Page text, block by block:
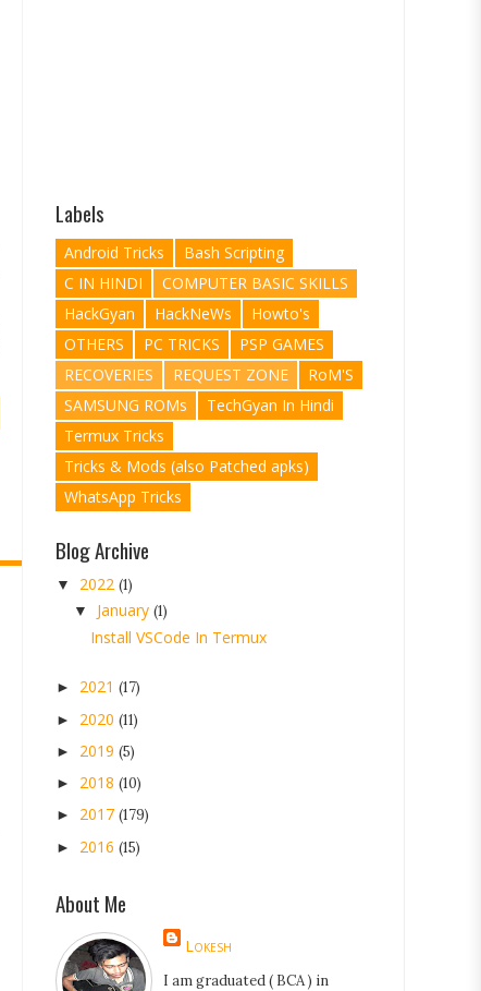
Labels
Android Tricks
Bash Scripting
C IN HINDI
COMPUTER BASIC SKILLS
HackGyan
HackNeWs
Howto's
OTHERS
PC TRICKS
PSP GAMES
RECOVERIES
REQUEST ZONE
RoM'S
SAMSUNG ROMs
TechGyan In Hindi
Termux Tricks
Tricks & Mods (also Patched apks)
WhatsApp Tricks
Blog Archive
▼ 2022 (1)
▼ January (1)
Install VSCode In Termux
► 2021 (17)
► 2020 (11)
► 2019 (5)
► 2018 (10)
► 2017 (179)
► 2016 (15)
About Me
Lokesh
I am graduated ( BCA ) in